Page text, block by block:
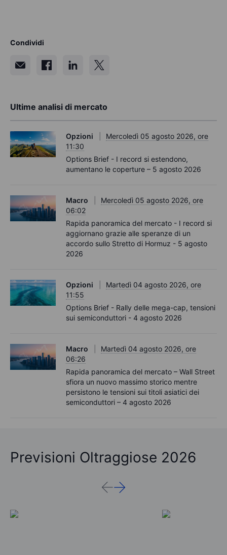
Condividi
Ultime analisi di mercato
Opzioni
Mercoledì 05 agosto 2026, ore
11:30
Options Brief - I record si estendono,
aumentano le coperture – 5 agosto 2026
Macro
Mercoledì 05 agosto 2026, ore
06:02
Rapida panoramica del mercato - I record si
aggiornano grazie alle speranze di un
accordo sullo Stretto di Hormuz - 5 agosto
2026
Opzioni
Martedì 04 agosto 2026, ore
11:55
Options Brief - Rally delle mega-cap, tensioni
sui semiconduttori - 4 agosto 2026
Macro
Martedì 04 agosto 2026, ore
06:26
Rapida panoramica del mercato – Wall Street
sfiora un nuovo massimo storico mentre
persistono le tensioni sui titoli asiatici dei
semiconduttori – 4 agosto 2026
Previsioni Oltraggiose 2026